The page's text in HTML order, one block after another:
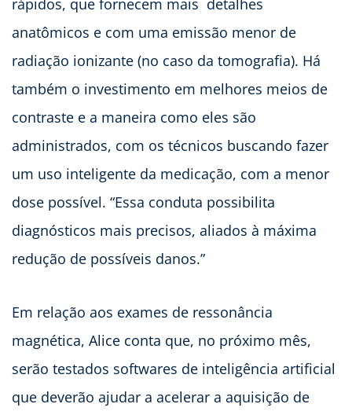
rápidos, que fornecem mais detalhes
anatômicos e com uma emissão menor de
radiação ionizante (no caso da tomografia). Há
também o investimento em melhores meios de
contraste e a maneira como eles são
administrados, com os técnicos buscando fazer
um uso inteligente da medicação, com a menor
dose possível. “Essa conduta possibilita
diagnósticos mais precisos, aliados à máxima
redução de possíveis danos.”
Em relação aos exames de ressonância
magnética, Alice conta que, no próximo mês,
serão testados softwares de inteligência artificial
que deverão ajudar a acelerar a aquisição de